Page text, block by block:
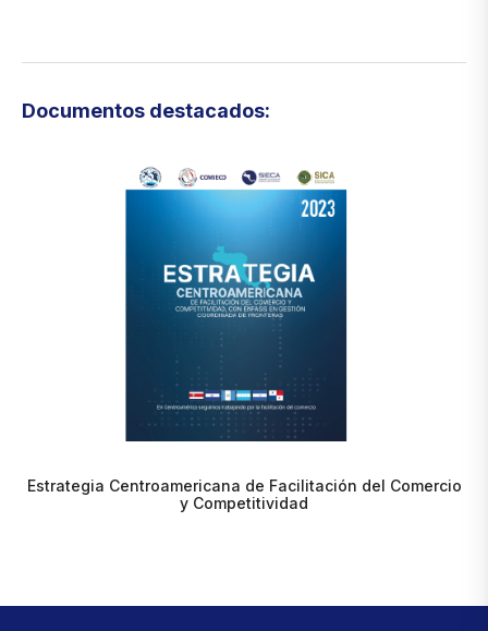
Documentos destacados:
Estrategia Centroamericana de Facilitación del Comercio
y Competitividad